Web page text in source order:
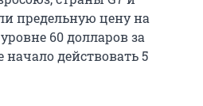
предельную цену на
60 долларов за
действовать 5